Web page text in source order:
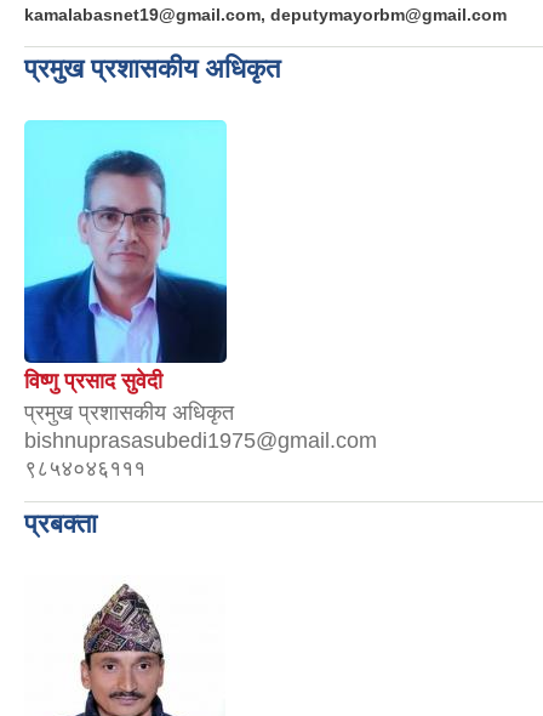
kamalabasnet19@gmail.com, deputymayorbm@gmail.com
प्रमुख प्रशासकीय अधिकृत
विष्णु प्रसाद सुवेदी
प्रमुख प्रशासकीय अधिकृत
bishnuprasasubedi1975@gmail.com
९८५४०४६१११
प्रबक्ता